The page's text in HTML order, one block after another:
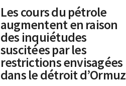
Les cours du pétrole
augmentent en raison
des inquiétudes
suscitées par les
restrictions envisagées
dans le détroit d’Ormuz